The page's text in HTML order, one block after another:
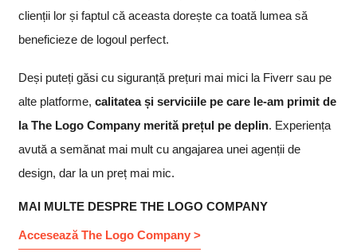
clienții lor și faptul că aceasta dorește ca toată lumea să
beneficieze de logoul perfect.
Deși puteți găsi cu siguranță prețuri mai mici la Fiverr sau pe
alte platforme, calitatea și serviciile pe care le-am primit de
la The Logo Company merită prețul pe deplin. Experiența
avută a semănat mai mult cu angajarea unei agenții de
design, dar la un preț mai mic.
MAI MULTE DESPRE THE LOGO COMPANY
Accesează The Logo Company >